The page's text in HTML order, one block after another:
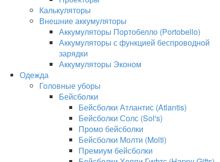
Калькуляторы
Внешние аккумуляторы
Аккумуляторы Портобелло (Portobello)
Аккумуляторы с функцией беспроводной
зарядки
Аккумуляторы Эконом
Одежда
Головные уборы
Бейсболки
Бейсболки Атлантис (Atlantis)
Бейсболки Солс (Sol's)
Промо бейсболки
Бейсболки Молти (Molti)
Премиум бейсболки